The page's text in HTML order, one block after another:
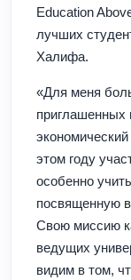
Education
лучших
Халифа.
«Для меня
приглашенных
этом году
особенно
посвященную
Свою миссию
ведущих
видим в том,